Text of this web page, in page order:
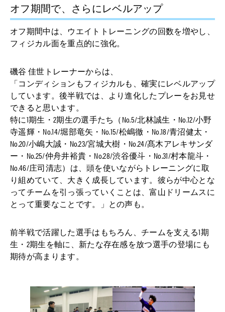
オフ期間で、さらにレベルアップ
オフ期間中は、ウエイトトレーニングの回数を増やし、
フィジカル面を重点的に強化。
磯谷 佳世トレーナーからは、
「コンディションもフィジカルも、確実にレベルアップ
しています。後半戦では、より進化したプレーをお見せ
できると思います。
特に1期生・2期生の選手たち（No.5/北林誠⽣・No.12/小野
寺遥輝・No.14/堀部⻯⽮・No.15/松嶋徹・No.18/⻘沼健太・
No.20/⼩嶋⼤誠・No.23/宮城大樹・No.24/髙⽊アレキサンダ
ー・No.25/仲⾈井裕貴・No.28/渋⾕優⽃・No.31/村本⿓⽃・
No.46/庄司清志）は、頭を使いながらトレーニングに取
り組めていて、大きく成長しています。彼らが中心とな
ってチームを引っ張っていくことは、富山ドリームスに
とって重要なことです。」との声も。
前半戦で活躍した選手はもちろん、チームを支える1期
生・2期生を軸に、新たな存在感を放つ選手の登場にも
期待が高まります。